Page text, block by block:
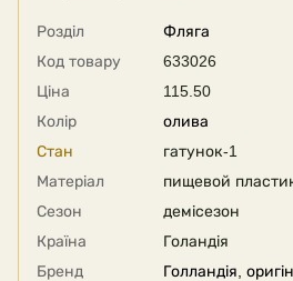
Розділ
Фляга
Код товару
633026
Ціна
115.50
Колір
олива
Стан
гатунок-1
Матеріал
пищевой
Сезон
демісезон
Країна
Голандія
Бренд
Голландія,